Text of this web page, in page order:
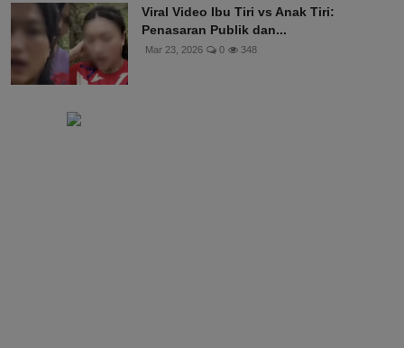
Viral Video Ibu Tiri vs Anak Tiri:
Penasaran Publik dan...
Mar 23, 2026 0 348